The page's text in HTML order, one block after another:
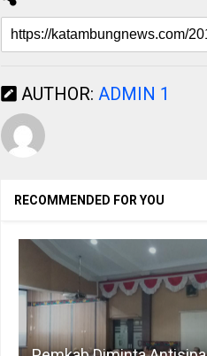
AUTHOR: ADMIN 1
RECOMMENDED FOR YOU